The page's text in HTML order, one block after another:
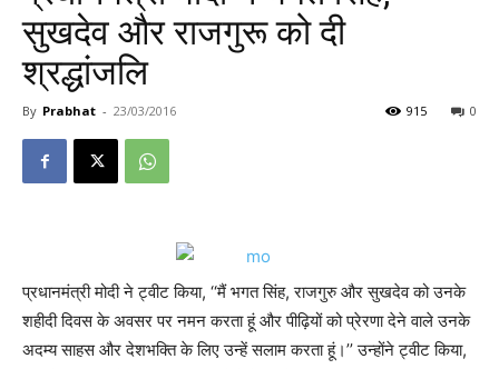
सुखदेव और राजगुरू को दी
श्रद्धांजलि
By Prabhat - 23/03/2016 0
915
प्रधानमंत्री मोदी ने ट्वीट किया, ‘‘मैं भगत सिंह, राजगुरु और सुखदेव को उनके
शहीदी दिवस के अवसर पर नमन करता हूं और पीढ़ियों को प्रेरणा देने वाले उनके
अदम्य साहस और देशभक्ति के लिए उन्हें सलाम करता हूं।’’ उन्होंने ट्वीट किया,